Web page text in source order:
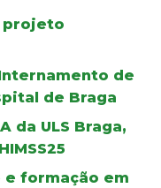
projeto
de
de Braga
da ULS Braga,
e formação em